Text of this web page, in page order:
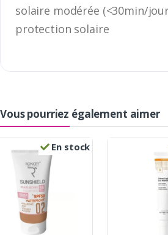
solaire modérée (<30min/
protection solaire
Vous pourriez également aimer
En stock